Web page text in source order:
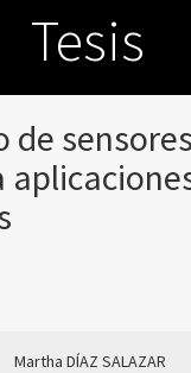
Tesis
de
Martha DÍAZ SALAZAR